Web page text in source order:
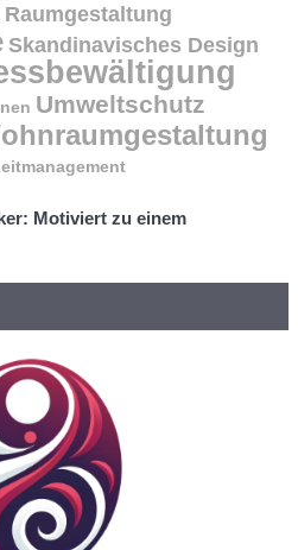
Raumgestaltung
Skandinavisches Design
Umweltschutz
Motiviert zu einem